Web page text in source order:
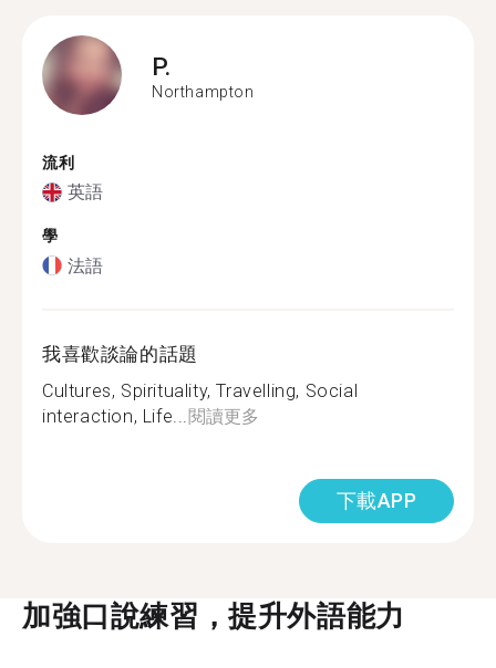
P.
Northampton
流利
英語
學
法語
我喜歡談論的話題
Cultures, Spirituality, Travelling, Social
interaction, Life... 閱讀更多
下載APP
加強口說練習，提升外語能力